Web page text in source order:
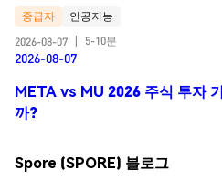
중급자
인공지능
2026-08-07
5-10분
2026-08-07
META vs MU 2026 주식 투자
까?
Spore (SPORE) 블로그